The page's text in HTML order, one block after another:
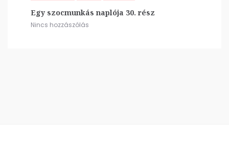
Egy szocmunkás naplója 30. rész
Nincs hozzászólás